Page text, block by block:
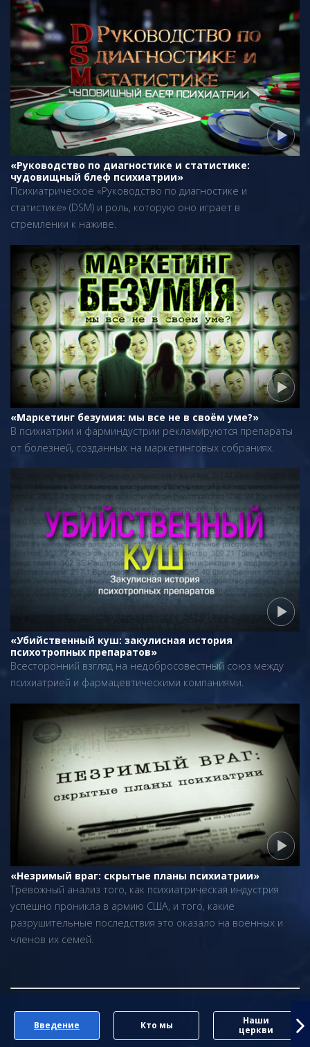
«Руководство по диагностике и статистике:
чудовищный блеф психиатрии»
Психиатрическое «Руководство по диагностике и
статистике» (DSM) и роль, которую оно играет в
стремлении к наживе.
«Маркетинг безумия: мы все не в своём уме?»
В психиатрии и фарминдустрии рекламируются препараты
от болезней, созданных на маркетинговых собраниях.
«Убийственный куш: закулисная история
психотропных препаратов»
Всесторонний взгляд на недобросовестный союз между
психиатрией и фармацевтическими компаниями.
«Незримый враг: скрытые планы психиатрии»
Тревожный анализ того, как психиатрическая индустрия
успешно проникла в армию США, и того, какие
разрушительные последствия это оказало на военных и
членов их семей.
Введение Кто мы
Наши
церкви